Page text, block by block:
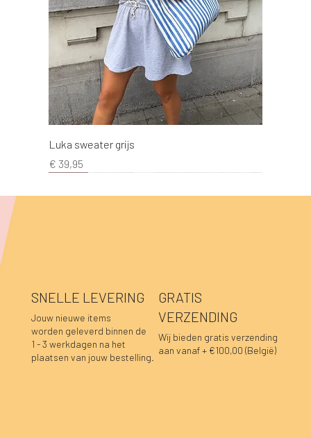
Luka sweater grijs
Prijs
€ 39,95
SNELLE LEVERING
Jouw nieuwe items
worden geleverd binnen de
1 - 3 werkdagen na het
plaatsen van jouw bestelling.
GRATIS
VERZENDING
Wij bieden gratis verzending
aan vanaf + €100,00 (België)